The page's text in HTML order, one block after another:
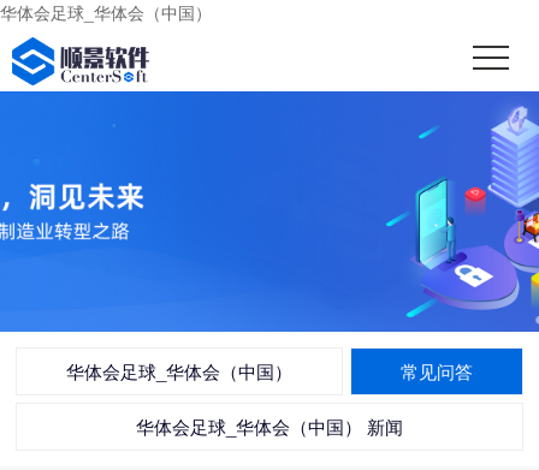
华体会足球_华体会（中国）
华体会足球_华体会（中国） 常见问答
华体会足球_华体会（中国） 新闻